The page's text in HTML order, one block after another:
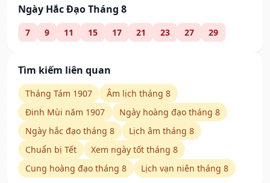
Ngày Hắc Đạo Tháng 8
7 9 11 15 17 21 23 27 29
Tìm kiếm liên quan
Tháng Tám 1907
Âm lịch tháng 8
Đinh Mùi năm 1907
Ngày hoàng đạo tháng 8
Ngày hắc đạo tháng 8
Lịch âm tháng 8
Chuẩn bị Tết
Xem ngày tốt tháng 8
Cung hoàng đạo tháng 8
Lịch vạn niên tháng 8